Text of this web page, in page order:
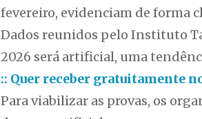
fevereiro, evidenciam de forma
Dados reunidos pelo Instituto
2026 será artificial, uma
:: Quer receber gratuitamente
Para viabilizar as provas, os